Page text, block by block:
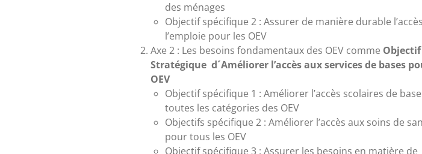
des ménages
Objectif spécifique 2 : Assurer de manière durable
l’emploie pour les OEV
Axe 2 : Les besoins fondamentaux des OEV comme Objectif
Stratégique d´Améliorer l’accès aux services de bases
OEV
Objectif spécifique 1 : Améliorer l’accès scolaires de
toutes les catégories des OEV
Objectifs spécifique 2 : Améliorer l’accès aux soins de
pour tous les OEV
Objectif spécifique 3 : Assurer les besoins en matière de